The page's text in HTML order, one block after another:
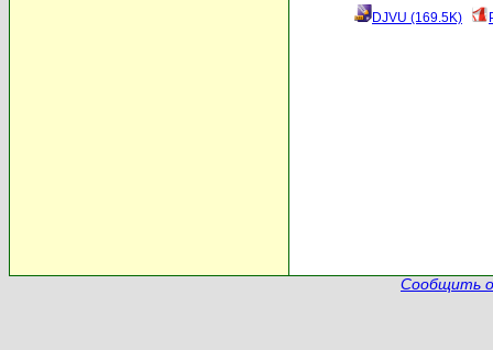
DJVU (169.5K)
Сообщить о